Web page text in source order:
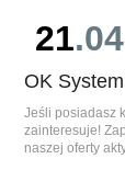
21.04
OK
Jeśli posiadasz
zainteresuje!
naszej oferty